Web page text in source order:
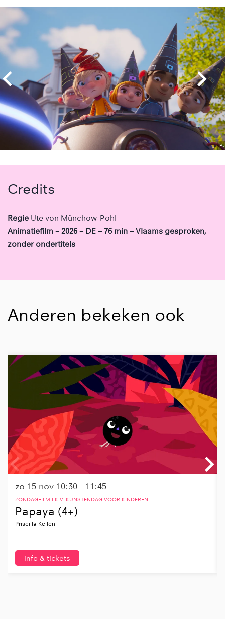
Overslaan
Credits
Regie Ute von Münchow-Pohl
Animatiefilm – 2026 – DE – 76 min – Vlaams gesproken,
zonder ondertitels
Anderen bekeken ook
Papaya (4+)
Priscilla Kellen
ZONDAGFILM I.K.V. KUNSTENDAG VOOR KINDEREN
zo 15 nov 10:30 - 11:45
info & tickets